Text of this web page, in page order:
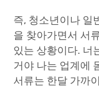
즉, 청소년이나 일
을 찾아가면서 서
있는 상황이다. 너
거야 나는 업계에
서류는 한달 가까